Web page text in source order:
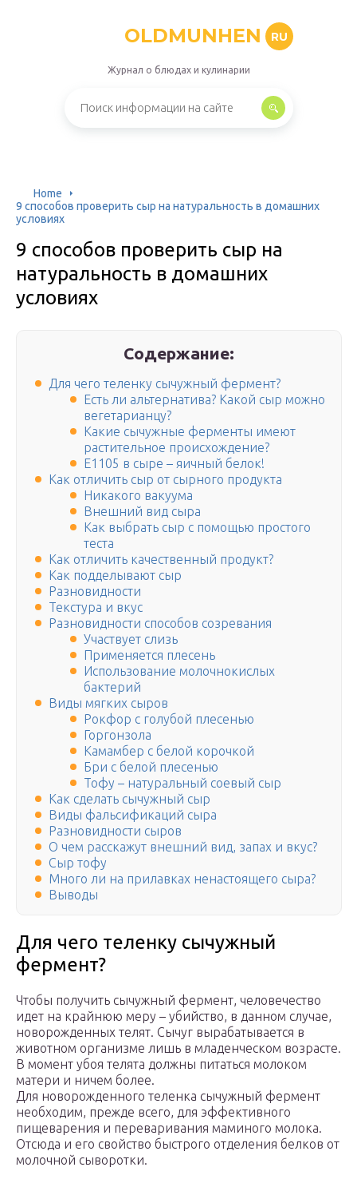
OLDMUNHEN RU
Журнал о блюдах и кулинарии
Home
9 способов проверить сыр на натуральность в домашних
условиях
9 способов проверить сыр на
натуральность в домашних
условиях
Содержание:
Для чего теленку сычужный фермент?
Есть ли альтернатива? Какой сыр можно
вегетарианцу?
Какие сычужные ферменты имеют
растительное происхождение?
Е1105 в сыре – яичный белок!
Как отличить сыр от сырного продукта
Никакого вакуума
Внешний вид сыра
Как выбрать сыр с помощью простого
теста
Как отличить качественный продукт?
Как подделывают сыр
Разновидности
Текстура и вкус
Разновидности способов созревания
Участвует слизь
Применяется плесень
Использование молочнокислых
бактерий
Виды мягких сыров
Рокфор с голубой плесенью
Горгонзола
Камамбер с белой корочкой
Бри с белой плесенью
Тофу – натуральный соевый сыр
Как сделать сычужный сыр
Виды фальсификаций сыра
Разновидности сыров
О чем расскажут внешний вид, запах и вкус?
Сыр тофу
Много ли на прилавках ненастоящего сыра?
Выводы
Для чего теленку сычужный
фермент?
Чтобы получить сычужный фермент, человечество
идет на крайнюю меру – убийство, в данном случае,
новорожденных телят. Сычуг вырабатывается в
животном организме лишь в младенческом возрасте.
В момент убоя телята должны питаться молоком
матери и ничем более.
Для новорожденного теленка сычужный фермент
необходим, прежде всего, для эффективного
пищеварения и переваривания маминого молока.
Отсюда и его свойство быстрого отделения белков от
молочной сыворотки.